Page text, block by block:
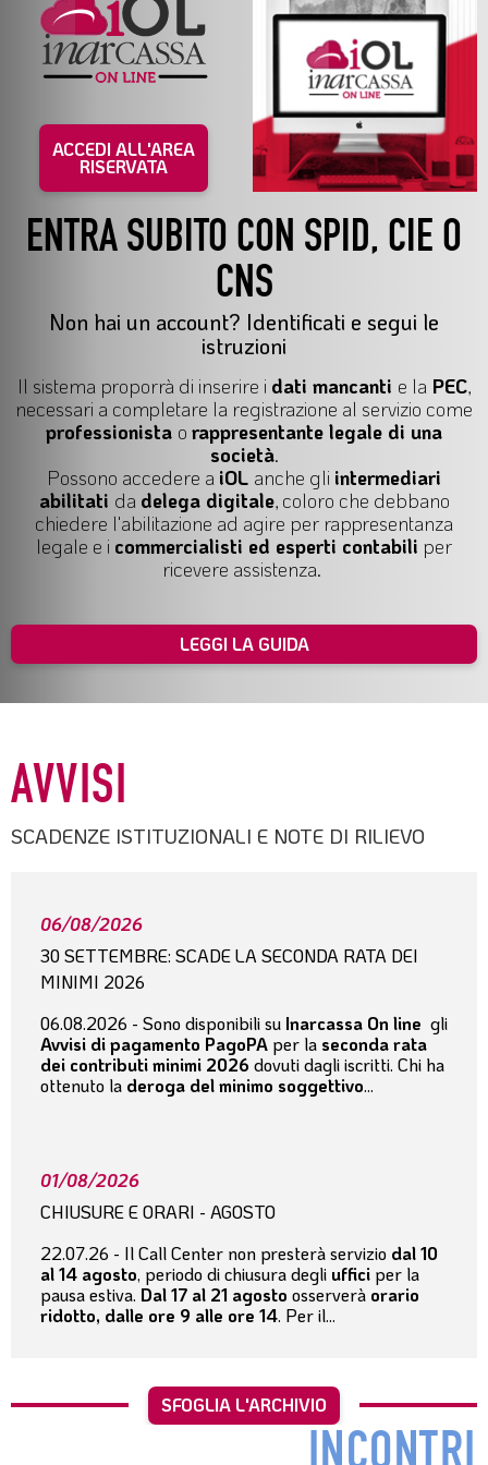
ACCEDI ALL'AREA
RISERVATA
ENTRA SUBITO CON SPID, CIE O
CNS
Non hai un account? Identificati e segui le
istruzioni
Il sistema proporrà di inserire i dati mancanti e la PEC,
necessari a completare la registrazione al servizio come
professionista o rappresentante legale di una
società.
Possono accedere a iOL anche gli intermediari
abilitati da delega digitale, coloro che debbano
chiedere l'abilitazione ad agire per rappresentanza
legale e i commercialisti ed esperti contabili per
ricevere assistenza.
LEGGI LA GUIDA
AVVISI
SCADENZE ISTITUZIONALI E NOTE DI RILIEVO
06/08/2026
30 SETTEMBRE: SCADE LA SECONDA RATA DEI
MINIMI 2026
06.08.2026 - Sono disponibili su Inarcassa On line gli
Avvisi di pagamento PagoPAper la seconda rata
dei contributi minimi 2026 dovuti dagli iscritti. Chi ha
ottenuto la deroga del minimo soggettivo...
01/08/2026
CHIUSURE E ORARI - AGOSTO
22.07.26 - Il Call Center non presterà servizio dal 10
al 14 agosto, periodo di chiusura degli uffici per la
pausa estiva. Dal 17 al 21 agosto osserverà orario
ridotto, dalle ore 9 alle ore 14. Per il...
SFOGLIA L'ARCHIVIO